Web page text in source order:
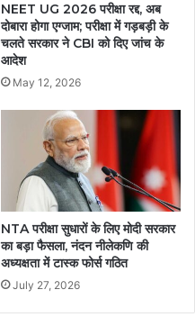
NEET UG 2026 परीक्षा रद्द, अब
दोबारा होगा एग्जाम; परीक्षा में गड़बड़ी के
चलते सरकार ने CBI को दिए जांच के
आदेश
May 12, 2026
NTA परीक्षा सुधारों के लिए मोदी सरकार
का बड़ा फैसला, नंदन नीलेकणि की
अध्यक्षता में टास्क फोर्स गठित
July 27, 2026